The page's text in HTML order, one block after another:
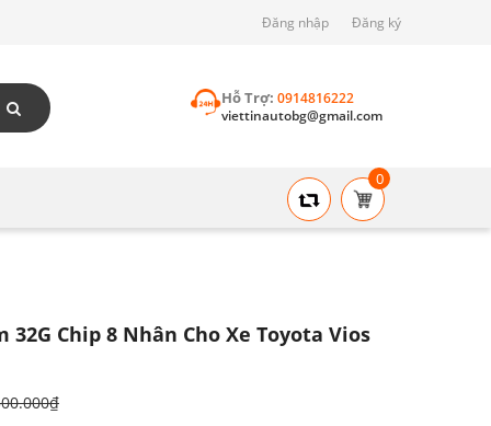
Đăng nhập Đăng ký
Hỗ Trợ:0914816222
viettinautobg@gmail.com
0
Chip 8 Nhân Cho Xe Toyota Vios